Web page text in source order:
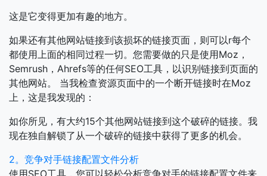
这是它变得更加有趣的地方。
如果还有其他网站链接到该损坏的链接页面，则可以r每个
都使用上面的相同过程一切。您需要做的只是使用Moz，
Semrush，Ahrefs等的任何SEO工具，以识别链接到页面的
其他网站。
当我检查资源页面中的一个断开链接时在Moz
上，这是我发现的：
如你所见，有大约15个其他网站链接到这个破碎的链接。我
现在独自解锁了从一个破碎的链接中获得了更多的机会。
2。竞争对手链接配置文件分析
使用SEO工具，您可以轻松分析竞争对手的链接配置文件来